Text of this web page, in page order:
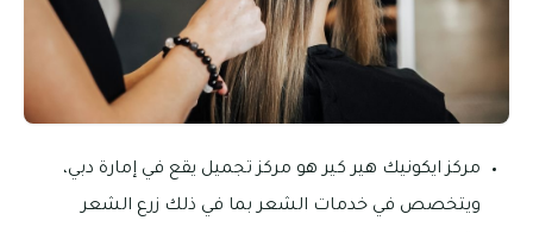
مركز ايكونيك هير كير هو مركز تجميل يقع في إمارة دبي،
ويتخصص في خدمات الشعر بما في ذلك زرع الشعر